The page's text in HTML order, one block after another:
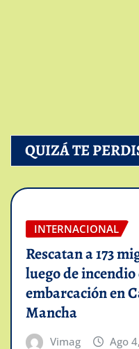
QUIZÁ TE
INTERNACIONAL
Rescatan a 173
luego de incendio
embarcación en
Mancha
Vimag Ago